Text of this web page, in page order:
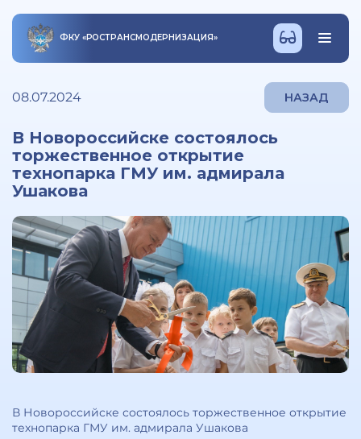
ФКУ «РОСТРАНСМОДЕРНИЗАЦИЯ»
08.07.2024 НАЗАД
В Новороссийске состоялось
торжественное открытие
технопарка ГМУ им. адмирала
Ушакова
В Новороссийске состоялось торжественное открытие
технопарка ГМУ им. адмирала Ушакова